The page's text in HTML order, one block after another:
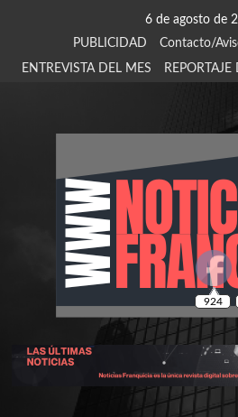
6 de agosto de
PUBLICIDAD
Contacto/
ENTREVISTA DEL MES
REPORTAJE
924